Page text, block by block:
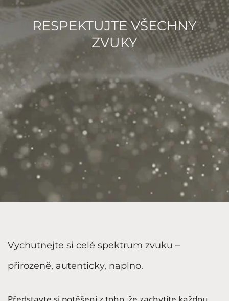
RESPEKTUJTE VŠECHNY
ZVUKY
Vychutnejte si celé spektrum zvuku –
přirozeně, autenticky, naplno.